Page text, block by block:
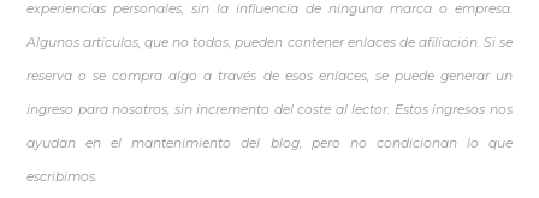
experiencias personales, sin la influencia de ninguna marca o empresa.
Algunos artículos, que no todos, pueden contener enlaces de afiliación. Si se
reserva o se compra algo a través de esos enlaces, se puede generar un
ingreso para nosotros, sin incremento del coste al lector. Estos ingresos nos
ayudan en el mantenimiento del blog, pero no condicionan lo que
escribimos.